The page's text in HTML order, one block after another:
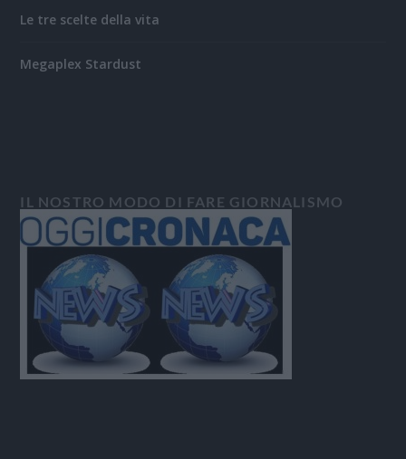
Le tre scelte della vita
Megaplex Stardust
IL NOSTRO MODO DI FARE GIORNALISMO